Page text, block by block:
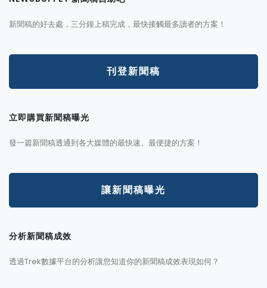
新聞稿的好去處，三分鐘上稿完成，最快接觸最多讀者的方案！
刊登新聞稿
立即購買新聞稿曝光
發一篇新聞稿透通到各大媒體的最快速、最便捷的方案！
讓新聞稿曝光
分析新聞稿成效
透過Trek數據平台的分析讓您知道你的新聞稿成效表現如何？